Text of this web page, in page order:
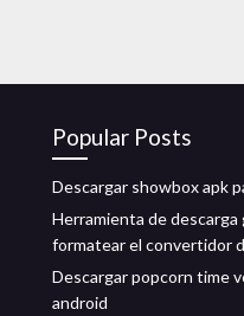
Popular Posts
Descargar showbox apk
Herramienta de descarga
formatear el convertidor
Descargar popcorn time
android